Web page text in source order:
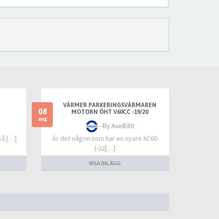
08
aug
VÄRMER PARKERINGSVÄRMAREN
MOTORN ÖHT V60CC -19/20
- By AxelE80
Är det någon som har en nyare XC60
(-22[…]
VISA INLÄGG